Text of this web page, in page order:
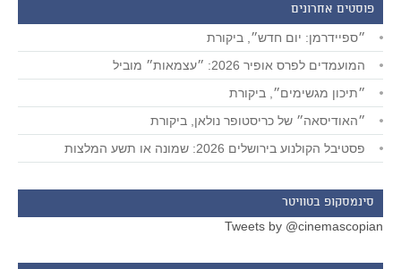
פוסטים אחרונים
״ספיידרמן: יום חדש״, ביקורת
המועמדים לפרס אופיר 2026: ״עצמאות״ מוביל
״תיכון מגשימים״, ביקורת
״האודיסאה״ של כריסטופר נולאן, ביקורת
פסטיבל הקולנוע בירושלים 2026: שמונה או תשע המלצות
סינמסקופ בטוויטר
Tweets by @cinemascopian